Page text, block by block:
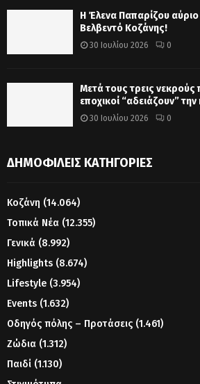
Η Έλενα Παπαρίζου αύριο
Βελβεντό Κοζάνης!
30 Ιουλίου 2026 0
Μετά τους τρεις
εποχικοί “αδειάζουν”
30 Ιουλίου 2026 0
ΔΗΜΟΦΙΛΕΊΣ ΚΑΤΗΓΟΡΊΕΣ
Κοζάνη (14.064)
Τοπικά Νέα (12.355)
Γενικά (8.992)
Highlights (8.674)
Lifestyle (3.954)
Events (1.632)
Οδηγός πόλης – Προτάσεις (1.461)
Ζώδια (1.312)
Παιδί (1.130)